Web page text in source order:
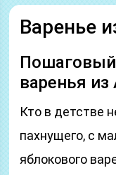
Варенье
Пошаговый
варенья
Кто в детстве
пахнущего, с
яблокового